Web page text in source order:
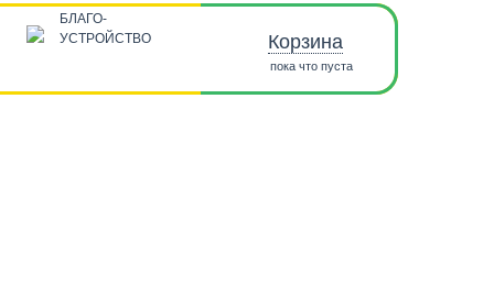
БЛАГО-
УСТРОЙСТВО
Корзина
пока что пуста